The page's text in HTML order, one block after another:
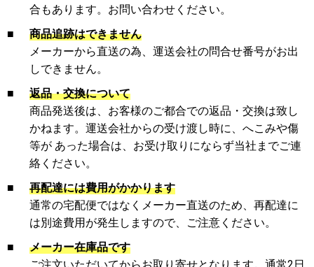
合もあります。お問い合わせください。
■
商品追跡はできません
メーカーから直送の為、運送会社の問合せ番号がお出
しできません。
■
返品・交換について
商品発送後は、お客様のご都合での返品・交換は致し
かねます。運送会社からの受け渡し時に、へこみや傷
等が あった場合は、お受け取りにならず当社までご連
絡ください。
■
再配達には費用がかかります
通常の宅配便ではなくメーカー直送のため、再配達に
は別途費用が発生しますので、ご注意ください。
■
メーカー在庫品です